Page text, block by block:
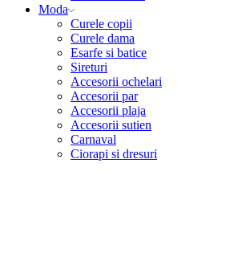
Moda
Curele copii
Curele dama
Esarfe si batice
Sireturi
Accesorii ochelari
Accesorii par
Accesorii plaja
Accesorii sutien
Carnaval
Ciorapi si dresuri